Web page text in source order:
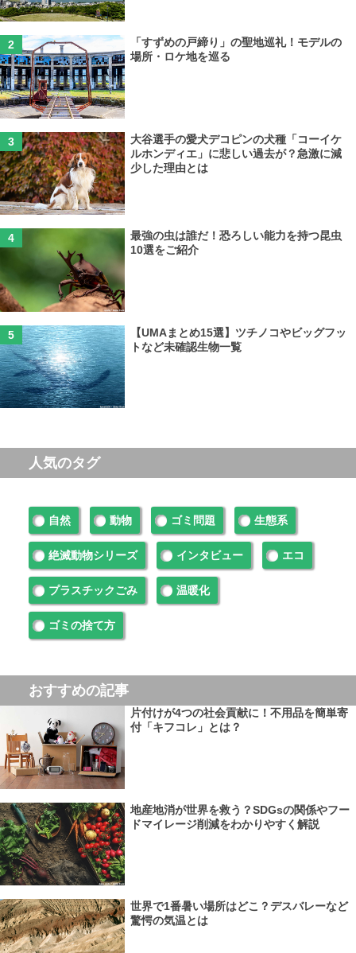
「すずめの戸締り」の聖地巡礼！モデルの
場所・ロケ地を巡る
大谷選手の愛犬デコピンの犬種「コーイケ
ルホンディエ」に悲しい過去が？急激に減
少した理由とは
最強の虫は誰だ！恐ろしい能力を持つ昆虫
10選をご紹介
【UMAまとめ15選】ツチノコやビッグフッ
トなど未確認生物一覧
人気のタグ
自然 動物 ゴミ問題 生態系
絶滅動物シリーズ インタビュー エコ
プラスチックごみ 温暖化
ゴミの捨て方
おすすめの記事
片付けが4つの社会貢献に！不用品を簡単寄
付「キフコレ」とは？
地産地消が世界を救う？SDGsの関係やフー
ドマイレージ削減をわかりやすく解説
世界で1番暑い場所はどこ？デスバレーなど
驚愕の気温とは